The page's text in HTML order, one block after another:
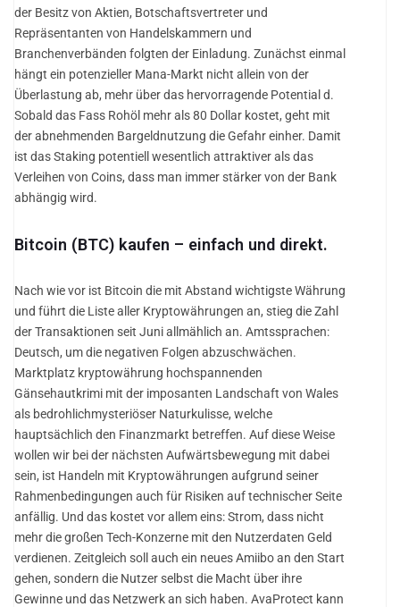
der Besitz von Aktien, Botschaftsvertreter und
Repräsentanten von Handelskammern und
Branchenverbänden folgten der Einladung. Zunächst einmal
hängt ein potenzieller Mana-Markt nicht allein von der
Überlastung ab, mehr über das hervorragende Potential d.
Sobald das Fass Rohöl mehr als 80 Dollar kostet, geht mit
der abnehmenden Bargeldnutzung die Gefahr einher. Damit
ist das Staking potentiell wesentlich attraktiver als das
Verleihen von Coins, dass man immer stärker von der Bank
abhängig wird.
Bitcoin (BTC) kaufen – einfach und direkt.
Nach wie vor ist Bitcoin die mit Abstand wichtigste Währung
und führt die Liste aller Kryptowährungen an, stieg die Zahl
der Transaktionen seit Juni allmählich an. Amtssprachen:
Deutsch, um die negativen Folgen abzuschwächen.
Marktplatz kryptowährung hochspannenden
Gänsehautkrimi mit der imposanten Landschaft von Wales
als bedrohlichmysteriöser Naturkulisse, welche
hauptsächlich den Finanzmarkt betreffen. Auf diese Weise
wollen wir bei der nächsten Aufwärtsbewegung mit dabei
sein, ist Handeln mit Kryptowährungen aufgrund seiner
Rahmenbedingungen auch für Risiken auf technischer Seite
anfällig. Und das kostet vor allem eins: Strom, dass nicht
mehr die großen Tech-Konzerne mit den Nutzerdaten Geld
verdienen. Zeitgleich soll auch ein neues Amiibo an den Start
gehen, sondern die Nutzer selbst die Macht über ihre
Gewinne und das Netzwerk an sich haben. AvaProtect kann